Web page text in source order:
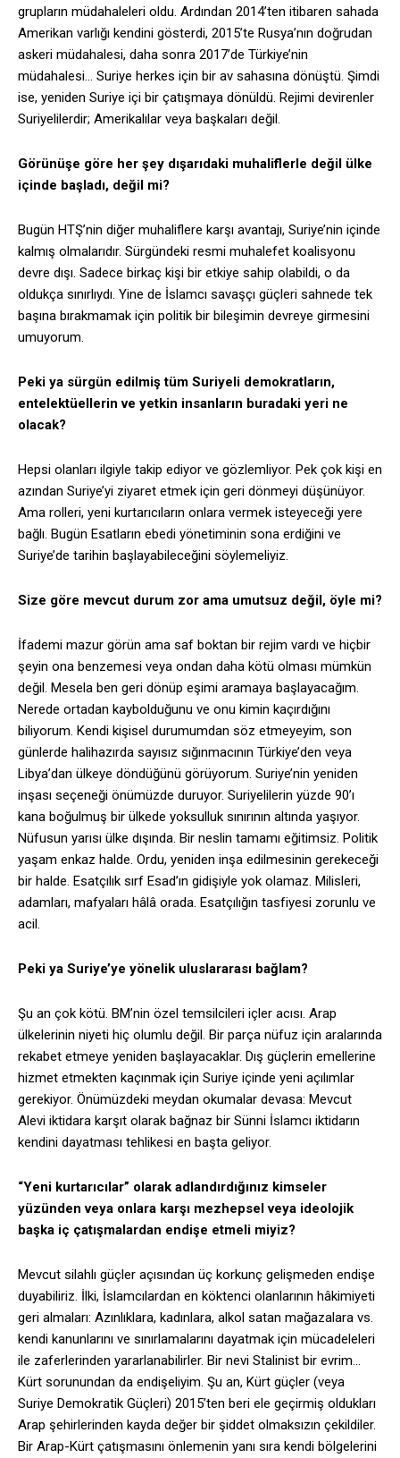
grupların müdahaleleri oldu. Ardından 2014’ten itibaren sahada
Amerikan varlığı kendini gösterdi, 2015’te Rusya’nın doğrudan
askeri müdahalesi, daha sonra 2017’de Türkiye’nin
müdahalesi… Suriye herkes için bir av sahasına dönüştü. Şimdi
ise, yeniden Suriye içi bir çatışmaya dönüldü. Rejimi devirenler
Suriyelilerdir; Amerikalılar veya başkaları değil.
Görünüşe göre her şey dışarıdaki muhaliflerle değil ülke
içinde başladı, değil mi?
Bugün HTŞ’nin diğer muhaliflere karşı avantajı, Suriye’nin içinde
kalmış olmalarıdır. Sürgündeki resmi muhalefet koalisyonu
devre dışı. Sadece birkaç kişi bir etkiye sahip olabildi, o da
oldukça sınırlıydı. Yine de İslamcı savaşçı güçleri sahnede tek
başına bırakmamak için politik bir bileşimin devreye girmesini
umuyorum.
Peki ya sürgün edilmiş tüm Suriyeli demokratların,
entelektüellerin ve yetkin insanların buradaki yeri ne
olacak?
Hepsi olanları ilgiyle takip ediyor ve gözlemliyor. Pek çok kişi en
azından Suriye’yi ziyaret etmek için geri dönmeyi düşünüyor.
Ama rolleri, yeni kurtarıcıların onlara vermek isteyeceği yere
bağlı. Bugün Esatların ebedi yönetiminin sona erdiğini ve
Suriye’de tarihin başlayabileceğini söylemeliyiz.
Size göre mevcut durum zor ama umutsuz değil, öyle mi?
İfademi mazur görün ama saf boktan bir rejim vardı ve hiçbir
şeyin ona benzemesi veya ondan daha kötü olması mümkün
değil. Mesela ben geri dönüp eşimi aramaya başlayacağım.
Nerede ortadan kaybolduğunu ve onu kimin kaçırdığını
biliyorum. Kendi kişisel durumumdan söz etmeyeyim, son
günlerde halihazırda sayısız sığınmacının Türkiye’den veya
Libya’dan ülkeye döndüğünü görüyorum. Suriye’nin yeniden
inşası seçeneği önümüzde duruyor. Suriyelilerin yüzde 90’ı
kana boğulmuş bir ülkede yoksulluk sınırının altında yaşıyor.
Nüfusun yarısı ülke dışında. Bir neslin tamamı eğitimsiz. Politik
yaşam enkaz halde. Ordu, yeniden inşa edilmesinin gerekeceği
bir halde. Esatçılık sırf Esad’ın gidişiyle yok olamaz. Milisleri,
adamları, mafyaları hâlâ orada. Esatçılığın tasfiyesi zorunlu ve
acil.
Peki ya Suriye’ye yönelik uluslararası bağlam?
Şu an çok kötü. BM’nin özel temsilcileri içler acısı. Arap
ülkelerinin niyeti hiç olumlu değil. Bir parça nüfuz için aralarında
rekabet etmeye yeniden başlayacaklar. Dış güçlerin emellerine
hizmet etmekten kaçınmak için Suriye içinde yeni açılımlar
gerekiyor. Önümüzdeki meydan okumalar devasa: Mevcut
Alevi iktidara karşıt olarak bağnaz bir Sünni İslamcı iktidarın
kendini dayatması tehlikesi en başta geliyor.
“Yeni kurtarıcılar” olarak adlandırdığınız kimseler
yüzünden veya onlara karşı mezhepsel veya ideolojik
başka iç çatışmalardan endişe etmeli miyiz?
Mevcut silahlı güçler açısından üç korkunç gelişmeden endişe
duyabiliriz. İlki, İslamcılardan en köktenci olanlarının hâkimiyeti
geri almaları: Azınlıklara, kadınlara, alkol satan mağazalara vs.
kendi kanunlarını ve sınırlamalarını dayatmak için mücadeleleri
ile zaferlerinden yararlanabilirler. Bir nevi Stalinist bir evrim…
Kürt sorunundan da endişeliyim. Şu an, Kürt güçler (veya
Suriye Demokratik Güçleri) 2015’ten beri ele geçirmiş oldukları
Arap şehirlerinden kayda değer bir şiddet olmaksızın çekildiler.
Bir Arap-Kürt çatışmasını önlemenin yanı sıra kendi bölgelerini